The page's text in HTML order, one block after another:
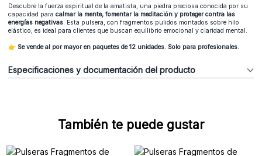
Descubre la fuerza espiritual de la amatista, una piedra preciosa conocida por su
capacidad para calmar la mente, fomentar la meditación y proteger contra las
energías negativas. Esta pulsera, con fragmentos pulidos montados sobre hilo
elástico, es ideal para clientes que buscan equilibrio emocional y claridad mental.
👉 Se vende al por mayor en paquetes de 12 unidades. Solo para profesionales.
Especificaciones y documentación del producto
También te puede gustar